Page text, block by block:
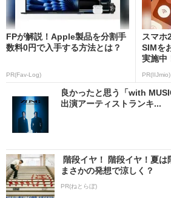
FPが解説！Apple製品を分割手
数料0円で入手する方法とは？
PR(Fav-Log)
スマホ
SIMを
実施中
PR(IIJmio)
良かったと思う「with
出演アーティストランキ...
階段イヤ！ 階段イヤ！夏
まさかの発想で涼しく？
PR(ねとらぼ)